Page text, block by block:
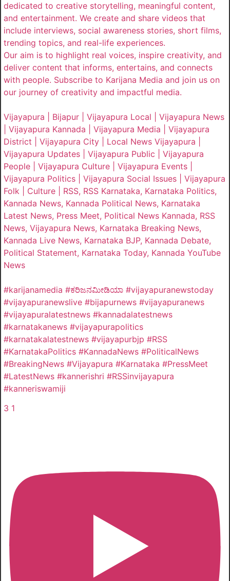
dedicated to creative storytelling, meaningful content,
and entertainment. We create and share videos that
include interviews, social awareness stories, short films,
trending topics, and real-life experiences.
Our aim is to highlight real voices, inspire creativity, and
deliver content that informs, entertains, and connects
with people. Subscribe to Karijana Media and join us on
our journey of creativity and impactful media.
Vijayapura | Bijapur | Vijayapura Local | Vijayapura News
| Vijayapura Kannada | Vijayapura Media | Vijayapura
District | Vijayapura City | Local News Vijayapura |
Vijayapura Updates | Vijayapura Public | Vijayapura
People | Vijayapura Culture | Vijayapura Events |
Vijayapura Politics | Vijayapura Social Issues | Vijayapura
Folk | Culture | RSS, RSS Karnataka, Karnataka Politics,
Kannada News, Kannada Political News, Karnataka
Latest News, Press Meet, Political News Kannada, RSS
News, Vijayapura News, Karnataka Breaking News,
Kannada Live News, Karnataka BJP, Kannada Debate,
Political Statement, Karnataka Today, Kannada YouTube
News
#karijanamedia #ಕರಿಜನಮೀಡಿಯಾ #vijayapuranewstoday
#vijayapuranewslive #bijapurnews #vijayapuranews
#vijayapuralatestnews #kannadalatestnews
#karnatakanews #vijayapurapolitics
#karnatakalatestnews #vijayapurbjp #RSS
#KarnatakaPolitics #KannadaNews #PoliticalNews
#BreakingNews #Vijayapura #Karnataka #PressMeet
#LatestNews #kannerishri #RSSinvijayapura
#kanneriswamiji
3 1